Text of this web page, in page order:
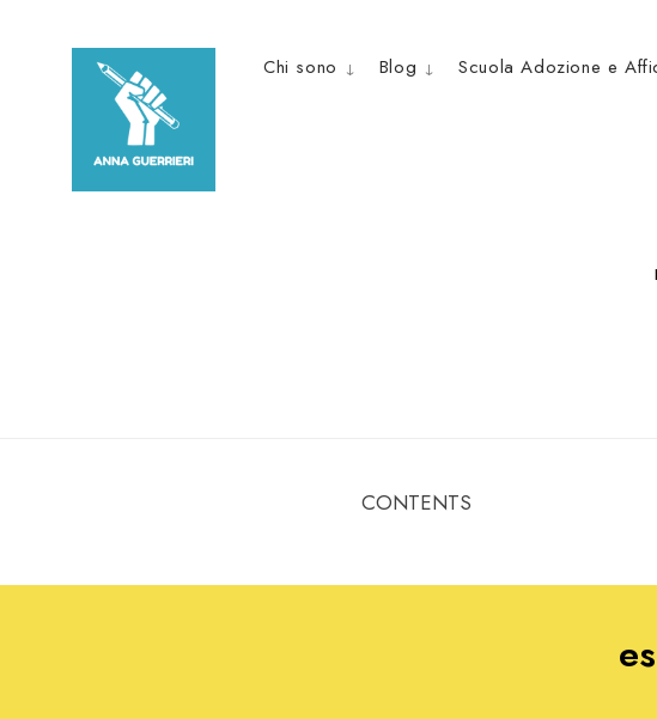
Chi sono Blog Scuola Adozione e
CONTENTS